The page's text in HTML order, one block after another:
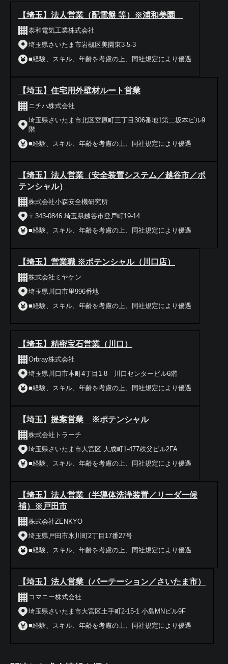
【埼玉】法人営業（配電盤 等）※浦和美園
泰和電気工業株式会社
埼玉県さいたま市岩槻区美園東3-5-3
■経験、スキル、年齢を考慮の上、同社規定により優遇
【埼玉】住宅用外壁材ルート営業
ニチハ株式会社
埼玉県さいたま市北区宮原町三丁目306番地1第二坂本ビル9
階
■経験、スキル、年齢を考慮の上、同社規定により優遇
【埼玉】法人営業（安全装置システム／越谷市／ポ
テンシャル）
株式会社小森安全機研究所
〒343-0846 埼玉県越谷市登戸町19-14
■経験、スキル、年齢を考慮の上、同社規定により優遇
【埼玉】営業職 ※ポテンシャル（川口店）
株式会社ミヤケン
埼玉県川口市里996番地
■経験、スキル、年齢を考慮の上、同社規定により優遇
【埼玉】精密宝石営業（川口）
Orbray株式会社
埼玉県川口市本町4丁目1-8 川口センタービル6階
■経験、スキル、年齢を考慮の上、同社規定により優遇
【埼玉】提案営業 ※ポテンシャル
株式会社トラーチ
埼玉県さいたま市大宮区 大成町1-477秩父ビル2FA
■経験、スキル、年齢を考慮の上、同社規定により優遇
【埼玉】法人営業（半導体洗浄装置／リーダー候
補）※戸田市
株式会社ZENKYO
埼玉県戸田市氷川町2丁目17番27号
■経験、スキル、年齢を考慮の上、同社規定により優遇
【埼玉】法人営業（パーテーション／さいたま市）
コマニー株式会社
埼玉県さいたま市大宮区土手町2-15-1 小島MNビル9F
■経験、スキル、年齢を考慮の上、同社規定により優遇